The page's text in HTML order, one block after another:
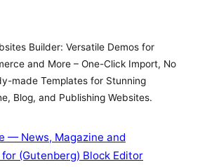
Builder: Versatile Demos for
and More – One-Click Import, No
made Templates for Stunning
Blog, and Publishing Websites.